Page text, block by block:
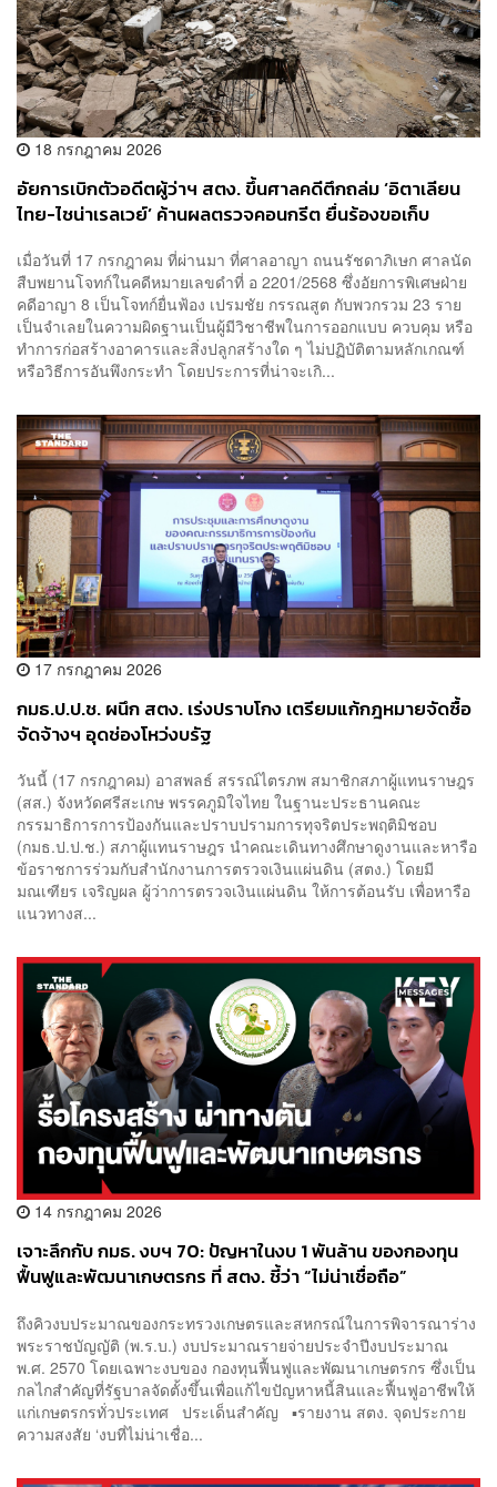
18 กรกฎาคม 2026
อัยการเบิกตัวอดีตผู้ว่าฯ สตง. ขึ้นศาลคดีตึกถล่ม ‘อิตาเลียน
ไทย-ไชน่าเรลเวย์’ ค้านผลตรวจคอนกรีต ยื่นร้องขอเก็บ
เมื่อวันที่ 17 กรกฎาคม ที่ผ่านมา ที่ศาลอาญา ถนนรัชดาภิเษก ศาลนัด
สืบพยานโจทก์ในคดีหมายเลขดำที่ อ 2201/2568 ซึ่งอัยการพิเศษฝ่าย
คดีอาญา 8 เป็นโจทก์ยื่นฟ้อง เปรมชัย กรรณสูต กับพวกรวม 23 ราย
เป็นจำเลยในความผิดฐานเป็นผู้มีวิชาชีพในการออกแบบ ควบคุม หรือ
ทำการก่อสร้างอาคารและสิ่งปลูกสร้างใด ๆ ไม่ปฏิบัติตามหลักเกณฑ์
หรือวิธีการอันพึงกระทำ โดยประการที่น่าจะเกิ...
17 กรกฎาคม 2026
กมธ.ป.ป.ช. ผนึก สตง. เร่งปราบโกง เตรียมแก้กฎหมายจัดซื้อ
จัดจ้างฯ อุดช่องโหว่งบรัฐ
วันนี้ (17 กรกฎาคม) อาสพลธ์ สรรณ์ไตรภพ สมาชิกสภาผู้แทนราษฎร
(สส.) จังหวัดศรีสะเกษ พรรคภูมิใจไทย ในฐานะประธานคณะ
กรรมาธิการการป้องกันและปราบปรามการทุจริตประพฤติมิชอบ
(กมธ.ป.ป.ช.) สภาผู้แทนราษฎร นำคณะเดินทางศึกษาดูงานและหารือ
ข้อราชการร่วมกับสำนักงานการตรวจเงินแผ่นดิน (สตง.) โดยมี
มณเฑียร เจริญผล ผู้ว่าการตรวจเงินแผ่นดิน ให้การต้อนรับ เพื่อหารือ
แนวทางส...
14 กรกฎาคม 2026
เจาะลึกกับ กมธ. งบฯ 70: ปัญหาในงบ 1 พันล้าน ของกองทุน
ฟื้นฟูและพัฒนาเกษตรกร ที่ สตง. ชี้ว่า “ไม่น่าเชื่อถือ”
ถึงคิวงบประมาณของกระทรวงเกษตรและสหกรณ์ในการพิจารณาร่าง
พระราชบัญญัติ (พ.ร.บ.) งบประมาณรายจ่ายประจำปีงบประมาณ
พ.ศ. 2570 โดยเฉพาะงบของ กองทุนฟื้นฟูและพัฒนาเกษตรกร ซึ่งเป็น
กลไกสำคัญที่รัฐบาลจัดตั้งขึ้นเพื่อแก้ไขปัญหาหนี้สินและฟื้นฟูอาชีพให้
แก่เกษตรกรทั่วประเทศ ประเด็นสำคัญ ▪️รายงาน สตง. จุดประกาย
ความสงสัย ‘งบที่ไม่น่าเชื่อ...